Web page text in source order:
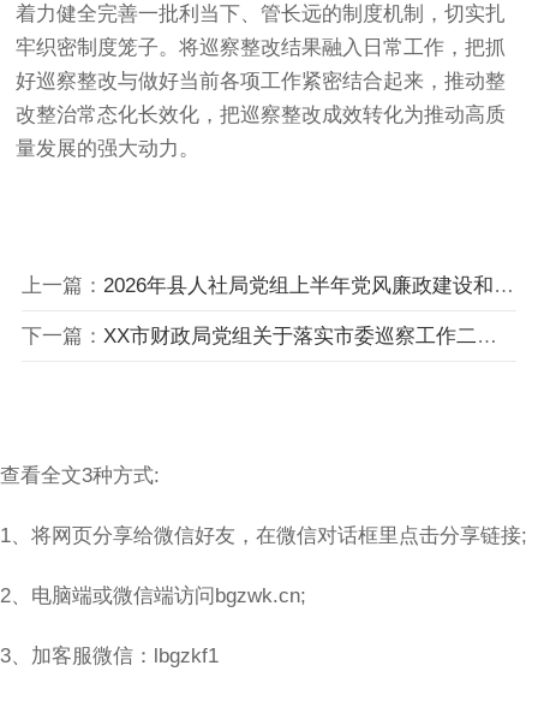
着力健全完善一批利当下、管长远的制度机制，切实扎
牢织密制度笼子。将巡察整改结果融入日常工作，把抓
好巡察整改与做好当前各项工作紧密结合起来，推动整
改整治常态化长效化，把巡察整改成效转化为推动高质
量发展的强大动力。
上一篇： 2026年县人社局党组上半年党风廉政建设和反腐败工作情况总结
下一篇： XX市财政局党组关于落实市委巡察工作二组巡察整改“回头看”反馈意见整改进展情况报告
查看全文3种方式:
1、将网页分享给微信好友，在微信对话框里点击分享链接;
2、电脑端或微信端访问bgzwk.cn;
3、加客服微信：lbgzkf1